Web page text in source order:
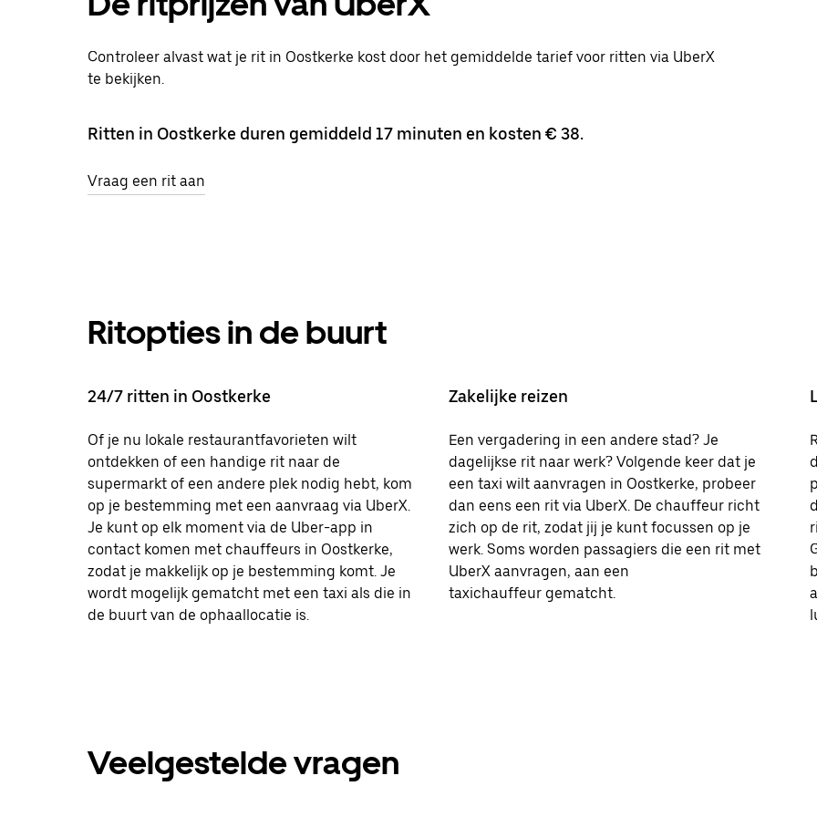
Controleer alvast wat je rit in Oostkerke kost door het gemiddelde tarief voor ritten via UberX
te bekijken.
Ritten in Oostkerke duren gemiddeld 17 minuten en kosten € 38.
Vraag een rit aan
Ritopties in de buurt
24/7 ritten in Oostkerke
Of je nu lokale restaurantfavorieten wilt
ontdekken of een handige rit naar de
supermarkt of een andere plek nodig hebt, kom
op je bestemming met een aanvraag via UberX.
Je kunt op elk moment via de Uber-app in
contact komen met chauffeurs in Oostkerke,
zodat je makkelijk op je bestemming komt. Je
wordt mogelijk gematcht met een taxi als die in
de buurt van de ophaallocatie is.
Zakelijke reizen
Een vergadering in een andere stad? Je
dagelijkse rit naar werk? Volgende keer dat je
een taxi wilt aanvragen in Oostkerke, probeer
dan eens een rit via UberX. De chauffeur richt
zich op de rit, zodat jij je kunt focussen op je
werk. Soms worden passagiers die een rit met
UberX aanvragen, aan een
taxichauffeur gematcht.
Veelgestelde vragen